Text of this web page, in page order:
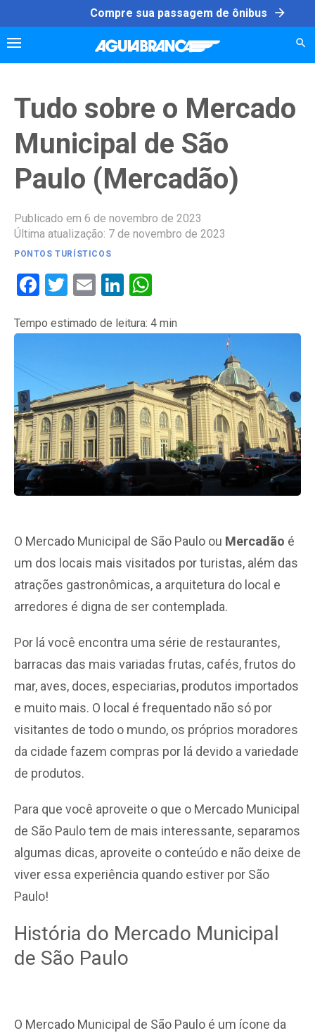
to
content
Compre sua passagem de ônibus arrow_forward
Tudo sobre o Mercado
Municipal de São
Paulo (Mercadão)
Publicado em 6 de novembro de 2023
Última atualização: 7 de novembro de 2023
PONTOS TURÍSTICOS
Facebook
Twitter
EmailLinkedIn
Tempo estimado de leitura: 4 min
O Mercado Municipal de São Paulo ou Mercadão é
um dos locais mais visitados por turistas, além das
atrações gastronômicas, a arquitetura do local e
arredores é digna de ser contemplada.
Por lá você encontra uma série de restaurantes,
barracas das mais variadas frutas, cafés, frutos do
mar, aves, doces, especiarias, produtos importados
e muito mais. O local é frequentado não só por
visitantes de todo o mundo, os próprios moradores
da cidade fazem compras por lá devido a variedade
de produtos.
Para que você aproveite o que o Mercado Municipal
de São Paulo tem de mais interessante, separamos
algumas dicas, aproveite o conteúdo e não deixe de
viver essa experiência quando estiver por São
Paulo!
História do Mercado Municipal
de São Paulo
O Mercado Municipal de São Paulo é um ícone da